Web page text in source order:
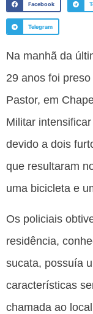
Facebook
Telegram
Na manhã da
29 anos foi
Pastor, em
Militar
devido a dois
que resultaram
uma bicicleta e
Os policiais
residência,
sucata, possuía
características
chamada ao